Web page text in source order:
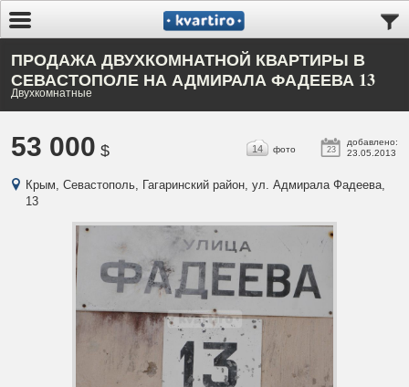
ПРОДАЖА ДВУХКОМНАТНОЙ КВАРТИРЫ В
СЕВАСТОПОЛЕ НА АДМИРАЛА ФАДЕЕВА 13
Двухкомнатные
53 000 $ 23
добавлено:
23.05.2013
14 фото
Крым, Севастополь, Гагаринский район, ул. Адмирала Фадеева,
13